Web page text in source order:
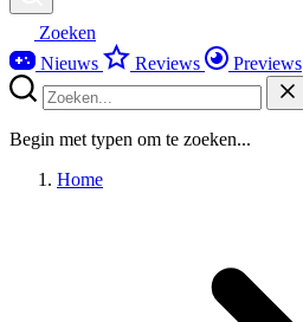
Zoeken
Nieuws
Reviews Previews
Begin met typen om te zoeken...
Home